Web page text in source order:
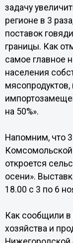
задачу
регионе в 3
поставок
границы. Как
самое главное
населения
на 50%».
Напомним, что
откроется
осени».
18.00 с 3 по 6
Как сообщили в
хозяйства и